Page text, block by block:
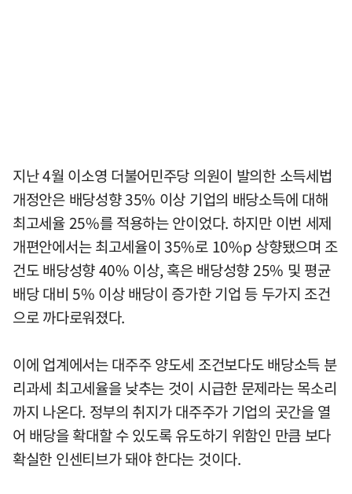
지난 4월 이소영 더불어민주당 의원이 발의한 소득세법
개정안은 배당성향 35% 이상 기업의 배당소득에 대해
최고세율 25%를 적용하는 안이었다. 하지만 이번 세제
개편안에서는 최고세율이 35%로 10%p 상향됐으며 조
건도 배당성향 40% 이상, 혹은 배당성향 25% 및 평균
배당 대비 5% 이상 배당이 증가한 기업 등 두가지 조건
으로 까다로워졌다.
이에 업계에서는 대주주 양도세 조건보다도 배당소득 분
리과세 최고세율을 낮추는 것이 시급한 문제라는 목소리
까지 나온다. 정부의 취지가 대주주가 기업의 곳간을 열
어 배당을 확대할 수 있도록 유도하기 위함인 만큼 보다
확실한 인센티브가 돼야 한다는 것이다.